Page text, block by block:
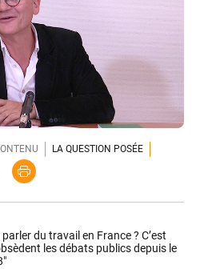
LA QUESTION POSÉE
du travail en France ? C’est
les débats publics depuis le